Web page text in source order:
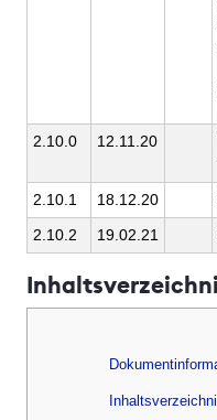
2.10.0 12.11.20
2.10.1 18.12.20
2.10.2
19.02.21